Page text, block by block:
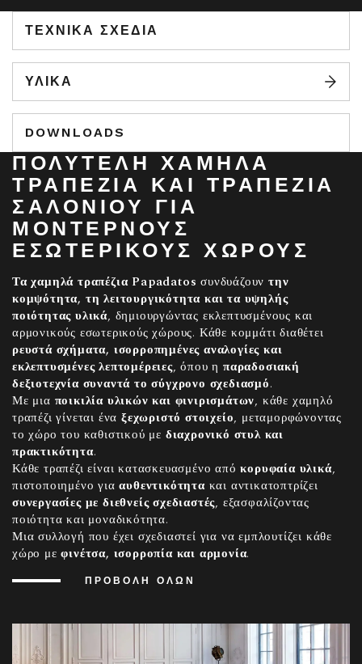
ΤΕΧΝΙΚΆ ΣΧΈΔΙΑ
ΥΛΙΚΑ
DOWNLOADS
ΠΟΛΥΤΕΛΉ ΧΑΜΗΛΆ
ΤΡΑΠΈΖΙΑ ΚΑΙ ΤΡΑΠΈΖΙΑ
ΣΑΛΟΝΙΟΎ ΓΙΑ
ΜΟΝΤΈΡΝΟΥΣ
ΕΣΩΤΕΡΙΚΟΎΣ ΧΏΡΟΥΣ
Τα χαμηλά τραπέζια Papadatos συνδυάζουντην
κομψότητα, τη λειτουργικότητα και τα υψηλής
ποιότητας υλικά, δημιουργώντας εκλεπτυσμένους και
αρμονικούς εσωτερικούς χώρους. Κάθε κομμάτι διαθέτει
ρευστά σχήματα, ισορροπημένες αναλογίες και
εκλεπτυσμένες λεπτομέρειες, όπου ηπαραδοσιακή
δεξιοτεχνία συναντά το σύγχρονο σχεδιασμό.
Με μια ποικιλία υλικών και φινιρισμάτων, κάθε χαμηλό
τραπέζι γίνεται ένα ξεχωριστό στοιχείο, μεταμορφώνοντας
το χώρο του καθιστικού με διαχρονικό στυλ και
πρακτικότητα.
Κάθε τραπέζι είναι κατασκευασμένο απόκορυφαία υλικά,
πιστοποιημένο γιααυθεντικότητακαι αντικατοπτρίζει
συνεργασίες με διεθνείς σχεδιαστές, εξασφαλίζοντας
ποιότητα και μοναδικότητα.
Μια συλλογή που έχει σχεδιαστεί για να εμπλουτίζει κάθε
χώρο μεφινέτσα, ισορροπία και αρμονία.
ΠΡΟΒΟΛΉ ΌΛΩΝ